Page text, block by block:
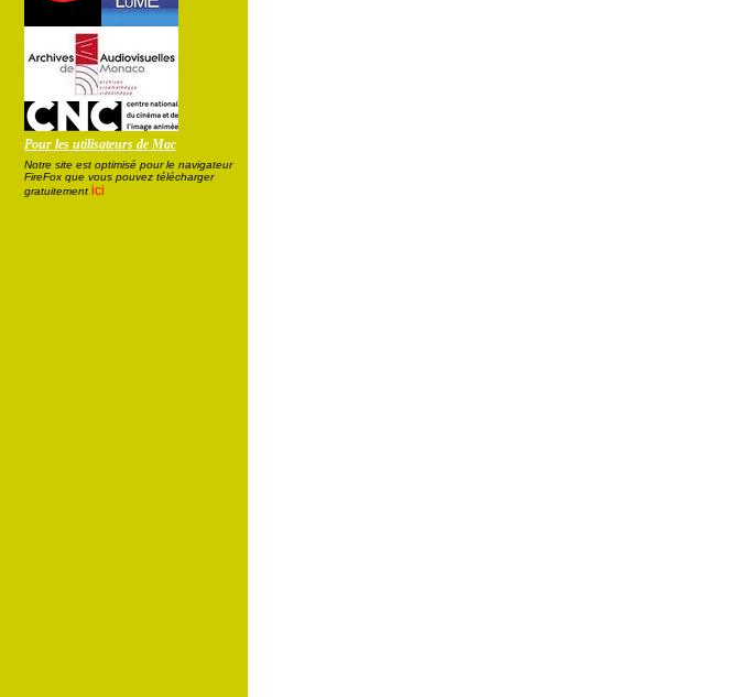
Pour les utilisateurs de Mac
Notre site est optimisé pour le navigateur
FireFox que vous pouvez télécharger
gratuitement ici